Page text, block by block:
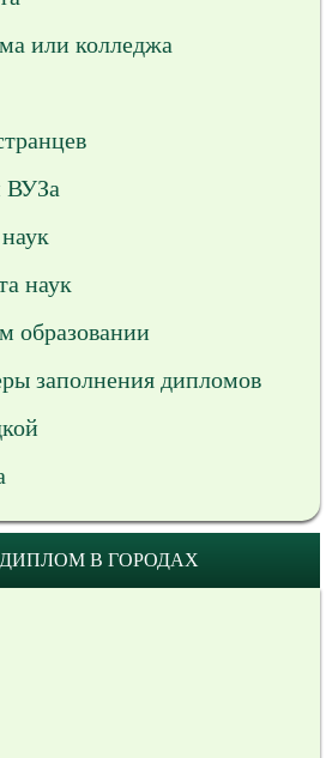
или колледжа
ВУЗа
наук
образовании
заполнения дипломов
В ГОРОДАХ